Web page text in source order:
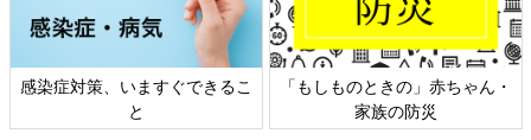
日本外来小児科学会リーフレッ
ト検討会
六星占術 細木かおりさんの人生
相談